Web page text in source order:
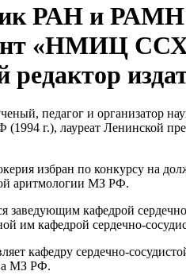
РАН и
«НМИЦ
редактор
педагог и организатор
(1994 г.), лауреат Ленинской
избран по конкурсу на
аритмологии МЗ РФ.
заведующим кафедрой
им кафедрой сердечно-
кафедру сердечно-
МЗ РФ.